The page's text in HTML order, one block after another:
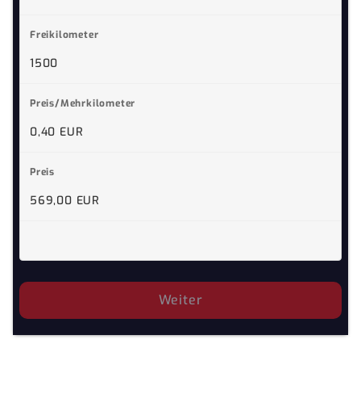
1500
0,40 EUR
569,00 EUR
Weiter